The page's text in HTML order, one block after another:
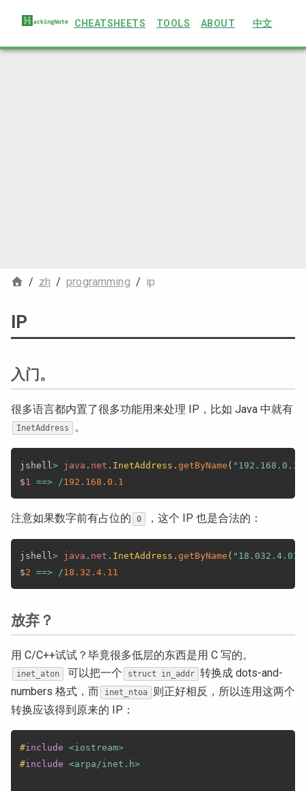
CHEATSHEETS TOOLS ABOUT 中文
/ zh / programming / ip
IP
入门。
很多语言都内置了很多功能用来处理 IP，比如 Java 中就有
InetAddress 。
jshell > java . net . InetAddress . getByName ( "192.168.0.1"
$1 ==> /192.168 .0 .1
注意如果数字前有占位的 0 ，这个 IP 也是合法的：
jshell> java . net . InetAddress . getByName (
$2 ==> /18.32 .4.11
放弃？
用 C/C++试试？毕竟很多低层的东西是用 C 写的。
inet_aton 可以把一个 struct in_addr 转换成 dots-and-
numbers 格式，而
inet_ntoa
则正好相反，所以连用这两个
转换应该得到原来的 IP：
#include <iostream>
#include <arpa/inet.h>